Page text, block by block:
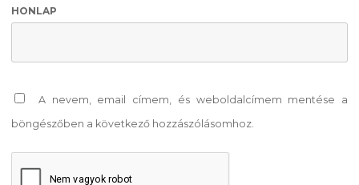
HONLAP
A nevem, email címem, és weboldalcímem mentése a
böngészőben a következő hozzászólásomhoz.